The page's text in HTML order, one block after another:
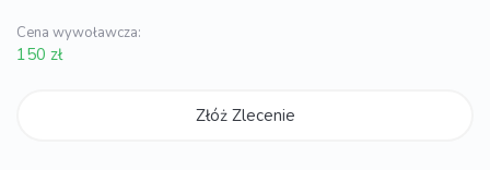
Cena wywoławcza:
150 zł
Złóż Zlecenie